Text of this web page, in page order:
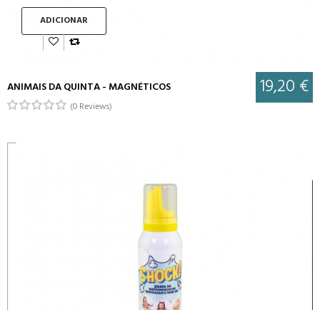
ADICIONAR
ANIMAIS DA QUINTA - MAGNÉTICOS 19,20 €
(0 Reviews)